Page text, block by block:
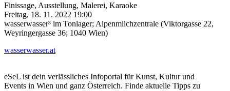
Finissage, Ausstellung, Malerei, Karaoke
Freitag, 18. 11. 2022 19:00
wasserwasser³ im Tonlager; Alpenmilchzentrale (Viktorgasse 22,
Weyringergasse 36; 1040 Wien)
wasserwasser.at
eSeL ist dein verlässliches Infoportal für Kunst, Kultur und
Events in Wien und ganz Österreich. Finde aktuelle Tipps zu